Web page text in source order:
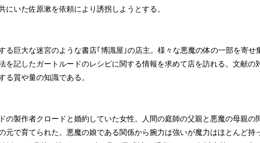
にいた佐原漱を依頼により誘拐しようとする。
る巨大な迷宮のような書店｢博識屋｣の店主。様々な悪魔の体の一部を寄せ
を記したガートルードのレシピに関する情報を求めて店を訪れる。文献の
る質や量の知識である。
の製作者クロードと婚約していた女性。人間の庭師の父親と悪魔の母親の
元で育てられた。悪魔の娘である関係から腕力は強いが魔力はほとんど持